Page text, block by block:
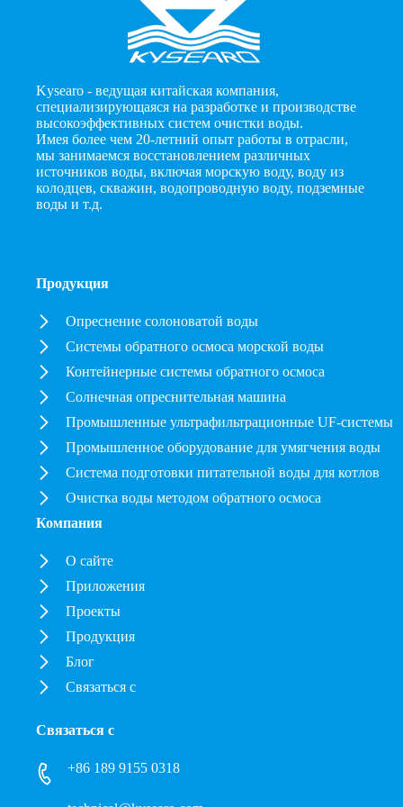
Kysearo - ведущая китайская компания,
специализирующаяся на разработке и производстве
высокоэффективных систем очистки воды.
Имея более чем 20-летний опыт работы в отрасли,
мы занимаемся восстановлением различных
источников воды, включая морскую воду, воду из
колодцев, скважин, водопроводную воду, подземные
воды и т.д.
Продукция
Опреснение солоноватой воды
Системы обратного осмоса морской воды
Контейнерные системы обратного осмоса
Солнечная опреснительная машина
Промышленные ультрафильтрационные UF-системы
Промышленное оборудование для умягчения воды
Система подготовки питательной воды для котлов
Очистка воды методом обратного осмоса
Компания
О сайте
Приложения
Проекты
Продукция
Блог
Связаться с
Связаться с
+86 189 9155 0318